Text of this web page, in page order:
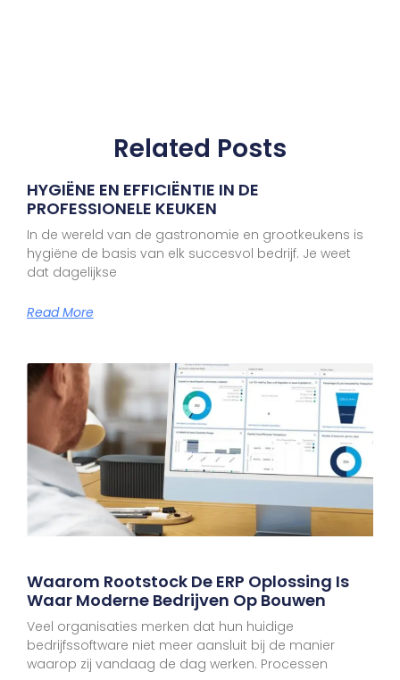
Related Posts
HYGIËNE EN EFFICIËNTIE IN DE
PROFESSIONELE KEUKEN
In de wereld van de gastronomie en grootkeukens is
hygiëne de basis van elk succesvol bedrijf. Je weet
dat dagelijkse
Read More
Waarom Rootstock De ERP Oplossing Is
Waar Moderne Bedrijven Op Bouwen
Veel organisaties merken dat hun huidige
bedrijfssoftware niet meer aansluit bij de manier
waarop zij vandaag de dag werken. Processen